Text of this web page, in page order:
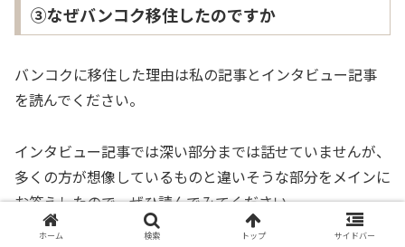
③なぜバンコク移住したのですか
バンコクに移住した理由は私の記事とインタビュー記事
を読んでください。
インタビュー記事では深い部分までは話せていませんが、
多くの方が想像しているものと違いそうな部分をメインに
お答えしたので、ぜひ読んでみてください。
ホーム 検索 トップ サイドバー